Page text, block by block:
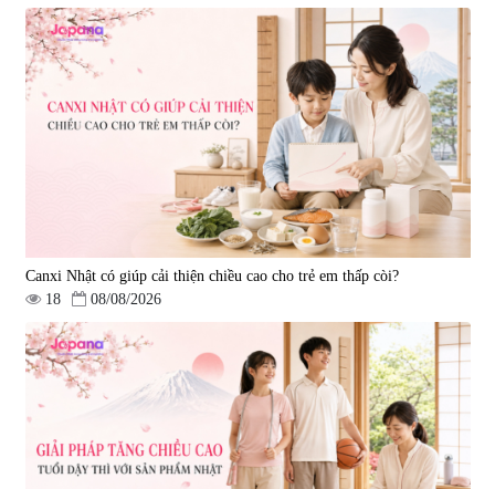
Viên uống bổ gan Ribeto Shoji
Hepaclean 60 viên
690.000 đ
Viên uống hỗ trợ cải thiện thoát
vị đĩa đệm Kyoto Has 30 viên
|14.560
1.600.000 đ
Viên uống hỗ trợ giấc ngủ Fujina
Sleepy Nhật Bản 80 viên
580.000 đ
điều trị đột quỵ Biken Kinase
Gold 60 viên
0
1.570.000 đ
Canxi Nhật có giúp cải thiện chiều cao cho trẻ em thấp còi?
18
08/08/2026